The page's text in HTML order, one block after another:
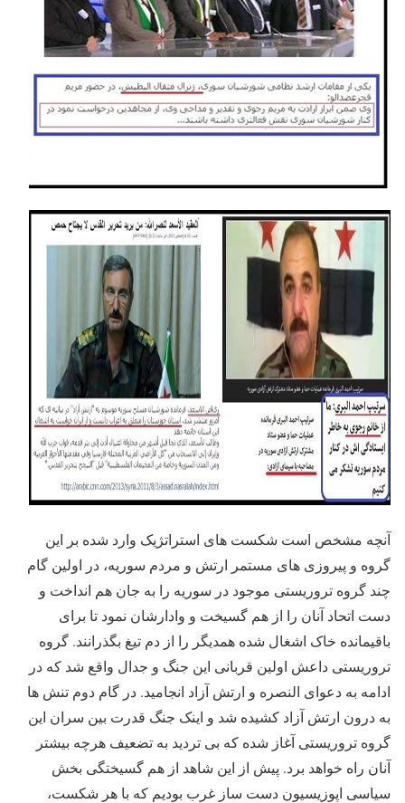
آنچه مشخص است شکست های استراتژیک وارد شده بر این
گروه و پیروزی های مستمر ارتش و مردم سوریه، در اولین گام
چند گروه تروریستی موجود در سوریه را به جان هم انداخت و
دست اتحاد آنان را از هم گسیخت و وادارشان نمود تا برای
باقیمانده خاک اشغال شده همدیگر را از دم تیغ بگذرانند. گروه
تروریستی داعش اولین قربانی این جنگ و جدال واقع شد که در
ادامه به دعوای النصره و ارتش آزاد انجامید. در گام دوم تنش ها
به درون ارتش آزاد کشیده شد و اینک جنگ قدرت بین سران این
گروه تروریستی آغاز شده که بی تردید به تضعیف هرچه بیشتر
آنان راه خواهد برد. پیش از این شاهد از هم گسیختگی بخش
سیاسی اپوزیسیون دست ساز غرب بودیم که با هر شکست،